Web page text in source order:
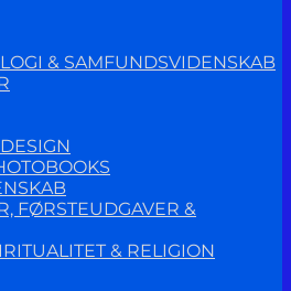
& SAMFUNDSVIDENSKAB
FØRSTEUDGAVER &
& RELIGION